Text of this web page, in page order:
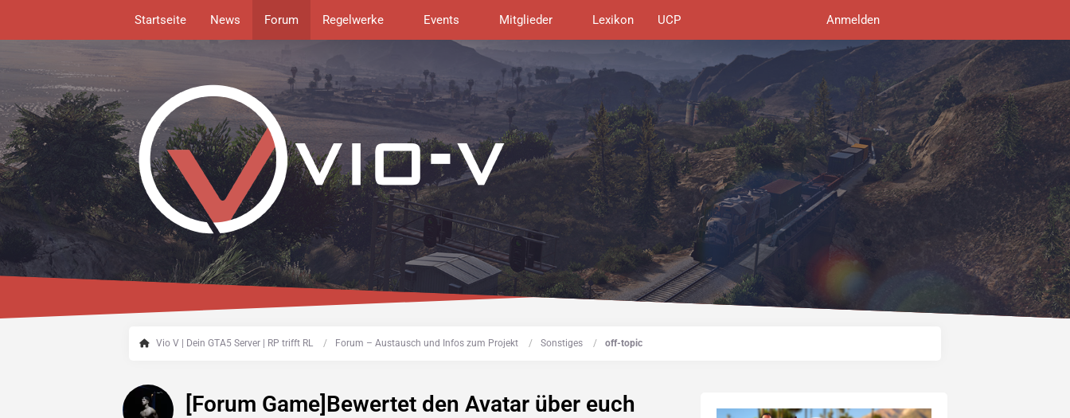
Startseite News Forum Regelwerke Events Mitglieder Lexikon UCP Anmelden
Vio V | Dein GTA5 Server | RP trifft RL Forum – Austausch und Infos zum Projekt Sonstiges off-topic
[Forum Game]Bewertet den Avatar über euch